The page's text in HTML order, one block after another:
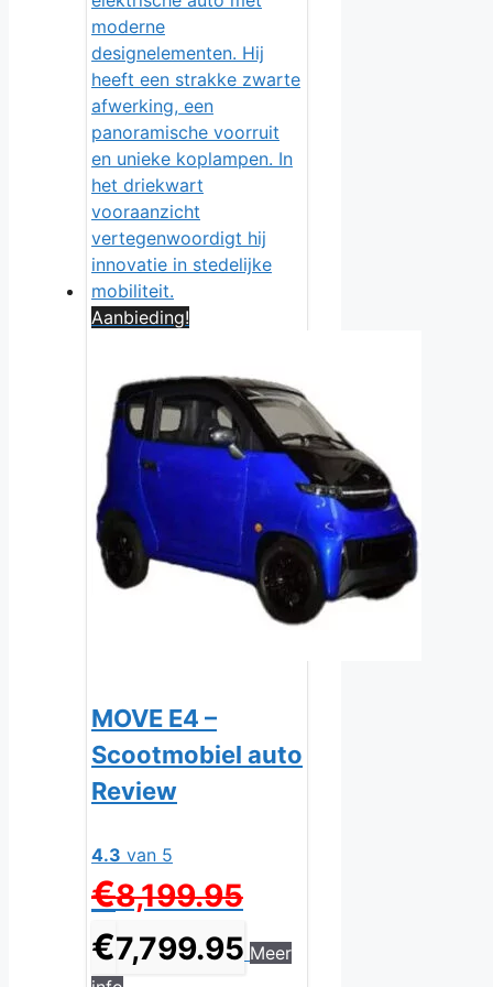
Aanbieding!
MOVE E4 –
Scootmobiel auto
Review
4.3 van 5
€8,199.95prijs
€8,199.95.
€7,799.95prijs
Meer